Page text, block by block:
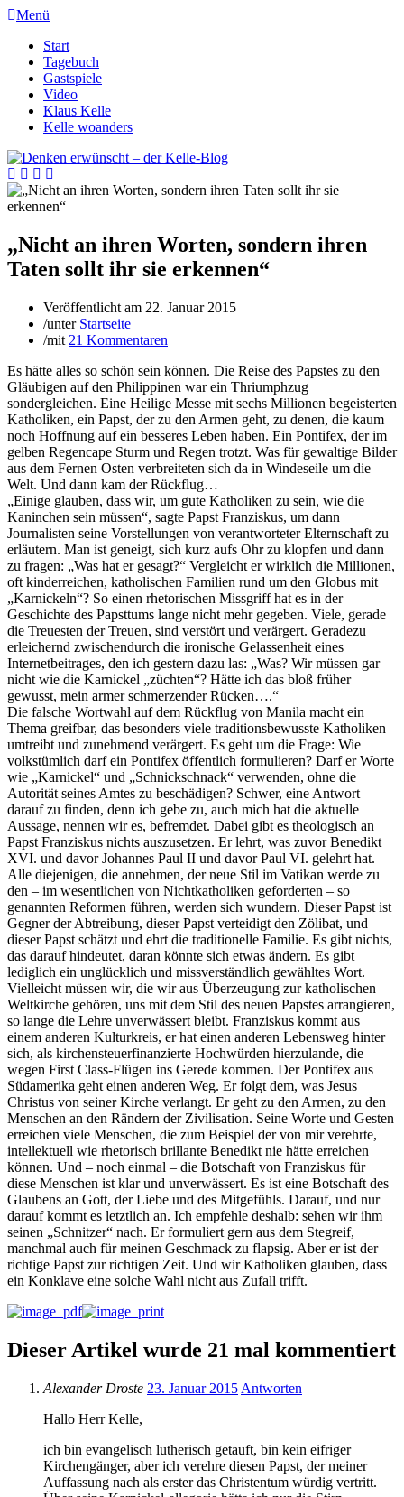
Menü
Start
Tagebuch
Gastspiele
Video
Klaus Kelle
Kelle woanders
„Nicht an ihren Worten, sondern ihren
Taten sollt ihr sie erkennen“
Veröffentlicht am 22. Januar 2015
/unter Startseite
/mit 21 Kommentaren
Es hätte alles so schön sein können. Die Reise des Papstes zu den
Gläubigen auf den Philippinen war ein Thriumphzug
sondergleichen. Eine Heilige Messe mit sechs Millionen begeisterten
Katholiken, ein Papst, der zu den Armen geht, zu denen, die kaum
noch Hoffnung auf ein besseres Leben haben. Ein Pontifex, der im
gelben Regencape Sturm und Regen trotzt. Was für gewaltige Bilder
aus dem Fernen Osten verbreiteten sich da in Windeseile um die
Welt. Und dann kam der Rückflug…
„Einige glauben, dass wir, um gute Katholiken zu sein, wie die
Kaninchen sein müssen“, sagte Papst Franziskus, um dann
Journalisten seine Vorstellungen von verantworteter Elternschaft zu
erläutern. Man ist geneigt, sich kurz aufs Ohr zu klopfen und dann
zu fragen: „Was hat er gesagt?“ Vergleicht er wirklich die Millionen,
oft kinderreichen, katholischen Familien rund um den Globus mit
„Karnickeln“? So einen rhetorischen Missgriff hat es in der
Geschichte des Papsttums lange nicht mehr gegeben. Viele, gerade
die Treuesten der Treuen, sind verstört und verärgert. Geradezu
erleichernd zwischendurch die ironische Gelassenheit eines
Internetbeitrages, den ich gestern dazu las: „Was? Wir müssen gar
nicht wie die Karnickel „züchten“? Hätte ich das bloß früher
gewusst, mein armer schmerzender Rücken….“
Die falsche Wortwahl auf dem Rückflug von Manila macht ein
Thema greifbar, das besonders viele traditionsbewusste Katholiken
umtreibt und zunehmend verärgert. Es geht um die Frage: Wie
volkstümlich darf ein Pontifex öffentlich formulieren? Darf er Worte
wie „Karnickel“ und „Schnickschnack“ verwenden, ohne die
Autorität seines Amtes zu beschädigen? Schwer, eine Antwort
darauf zu finden, denn ich gebe zu, auch mich hat die aktuelle
Aussage, nennen wir es, befremdet. Dabei gibt es theologisch an
Papst Franziskus nichts auszusetzen. Er lehrt, was zuvor Benedikt
XVI. und davor Johannes Paul II und davor Paul VI. gelehrt hat.
Alle diejenigen, die annehmen, der neue Stil im Vatikan werde zu
den – im wesentlichen von Nichtkatholiken geforderten – so
genannten Reformen führen, werden sich wundern. Dieser Papst ist
Gegner der Abtreibung, dieser Papst verteidigt den Zölibat, und
dieser Papst schätzt und ehrt die traditionelle Familie. Es gibt nichts,
das darauf hindeutet, daran könnte sich etwas ändern. Es gibt
lediglich ein unglücklich und missverständlich gewähltes Wort.
Vielleicht müssen wir, die wir aus Überzeugung zur katholischen
Weltkirche gehören, uns mit dem Stil des neuen Papstes arrangieren,
so lange die Lehre unverwässert bleibt. Franziskus kommt aus
einem anderen Kulturkreis, er hat einen anderen Lebensweg hinter
sich, als kirchensteuerfinanzierte Hochwürden hierzulande, die
wegen First Class-Flügen ins Gerede kommen. Der Pontifex aus
Südamerika geht einen anderen Weg. Er folgt dem, was Jesus
Christus von seiner Kirche verlangt. Er geht zu den Armen, zu den
Menschen an den Rändern der Zivilisation. Seine Worte und Gesten
erreichen viele Menschen, die zum Beispiel der von mir verehrte,
intellektuell wie rhetorisch brillante Benedikt nie hätte erreichen
können. Und – noch einmal – die Botschaft von Franziskus für
diese Menschen ist klar und unverwässert. Es ist eine Botschaft des
Glaubens an Gott, der Liebe und des Mitgefühls. Darauf, und nur
darauf kommt es letztlich an. Ich empfehle deshalb: sehen wir ihm
seinen „Schnitzer“ nach. Er formuliert gern aus dem Stegreif,
manchmal auch für meinen Geschmack zu flapsig. Aber er ist der
richtige Papst zur richtigen Zeit. Und wir Katholiken glauben, dass
ein Konklave eine solche Wahl nicht aus Zufall trifft.
Dieser Artikel wurde 21 mal kommentiert
Alexander Droste 23. Januar 2015 Antworten
Hallo Herr Kelle,
ich bin evangelisch lutherisch getauft, bin kein eifriger
Kirchengänger, aber ich verehre diesen Papst, der meiner
Auffassung nach als erster das Christentum würdig vertritt.